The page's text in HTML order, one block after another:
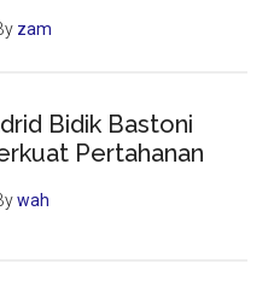
zam
Bidik Bastoni
Pertahanan
wah